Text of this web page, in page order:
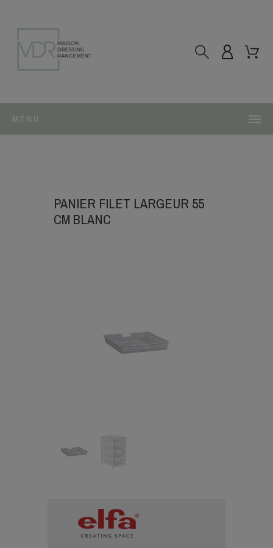
MENU
PANIER FILET LARGEUR 55
CM BLANC